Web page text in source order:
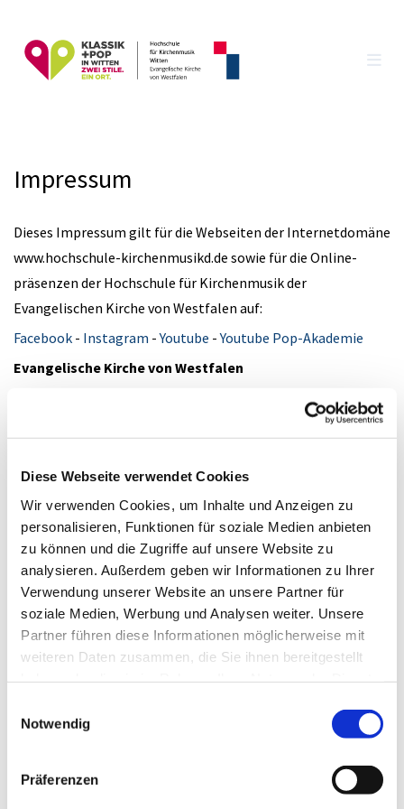
Diese Webseite verwendet Cookies
Wir verwenden Cookies, um Inhalte und Anzeigen zu
personalisieren, Funktionen für soziale Medien anbieten
zu können und die Zugriffe auf unsere Website zu
analysieren. Außerdem geben wir Informationen zu Ihrer
Verwendung unserer Website an unsere Partner für
soziale Medien, Werbung und Analysen weiter. Unsere
Partner führen diese Informationen möglicherweise mit
weiteren Daten zusammen, die Sie ihnen bereitgestellt
Notwendig
Präferenzen
Impressum
Dieses Impressum gilt für die Webseiten der Internetdomäne
www.hochschule-kirchenmusikd.de sowie für die Online-
präsenzen der Hochschule für Kirchenmusik der
Evangelischen Kirche von Westfalen auf:
Facebook - Instagram -Youtube -Youtube Pop-Akademie
Evangelische Kirche von Westfalen
33602 Bielefeld
Die Evangelische Kirche von Westfalen ist eine Körperschaft
des Öffentlichen Rechts. Sie wird vertreten durch
Präses/Stellvertretung.
Telefon: 0521 594-0 (Zentrale)
Telefax: 0521 594-466
E-Mail: info@ekvw.de
Internet: www.evangelisch-in-westfalen.d...
Amtsgericht / HRB oder Vereinsregister
USt-ID: DEI 24006765
Beschwerden / außergerichtliche Streitschlichtung für
Die Evangelische Kirche von Westfalen wird nicht an einem
Verfahren zur außergerichtlichen Streitbeilegung nach dem